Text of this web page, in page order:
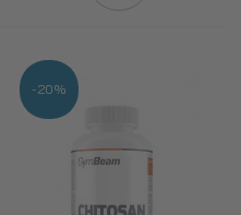
-20%